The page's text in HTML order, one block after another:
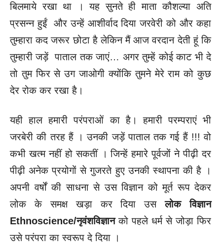
बिलमाये रखा था । यह सुनते ही माता कौशल्या अति
प्रसन्न हुईं और उन्हें आशीर्वाद दिया जरवेरी को और कहा
तुम्हारा कद जरूर छोटा है लेकिन मैं आज वरदान देती हूं कि
तुम्हारी जड़ें पाताल तक जाएं… अगर तुम्हें कोई काट भी दे
तो तुम फिर से उग जाओगी क्योंकि तुमने मेरे राम को कुछ
देर रोक कर रखा है।
यही हाल हमारी परंपराओं का है। हमारी परम्पराएं भी
जरबेरी की तरह हैं । उनकी जड़ें पाताल तक गई हैं !!! वो
कभी खत्म नहीं हो सकतीं । जिन्हें हमारे पूर्वजों ने पीढ़ी दर
पीढ़ी अनेक प्रयोगों से गुजरते हुए उनकी स्थापना की है ।
अपनी वर्षों की साधना से उस विज्ञान को मूर्त रूप देकर
लोक के समक्ष खड़ा कर दिया उसलोक विज्ञान
Ethnoscience/नृवंशविज्ञानको पहले धर्म से जोड़ा फिर
उसे परंपरा का स्वरूप दे दिया ।